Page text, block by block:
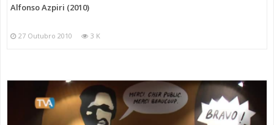
Alfonso Azpiri (2010)
27 Outubro 2010 3 K